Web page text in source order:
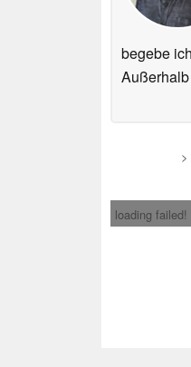
begebe
>
loading failed!